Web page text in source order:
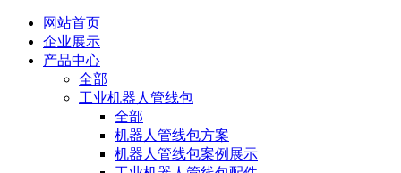
网站首页
企业展示
产品中心
全部
工业机器人管线包
全部
机器人管线包方案
机器人管线包案例展示